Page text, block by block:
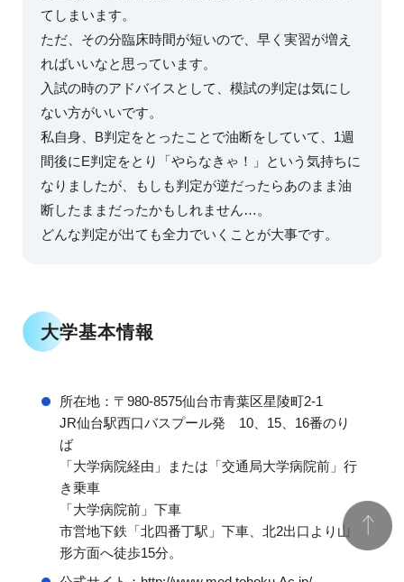
てしまいます。
ただ、その分臨床時間が短いので、早く実習が増え
ればいいなと思っています。
入試の時のアドバイスとして、模試の判定は気にし
ない方がいいです。
私自身、B判定をとったことで油断をしていて、1週
間後にE判定をとり「やらなきゃ！」という気持ちに
なりましたが、もしも判定が逆だったらあのまま油
断したままだったかもしれません…。
どんな判定が出ても全力でいくことが大事です。
大学基本情報
所在地：〒980-8575仙台市青葉区星陵町2-1
JR仙台駅西口バスプール発 10、15、16番のり
ば
「大学病院経由」または「交通局大学病院前」行
き乗車
「大学病院前」下車
市営地下鉄「北四番丁駅」下車、北2出口より山
形方面へ徒歩15分。